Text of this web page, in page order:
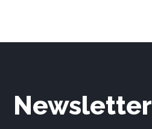
Newsletter